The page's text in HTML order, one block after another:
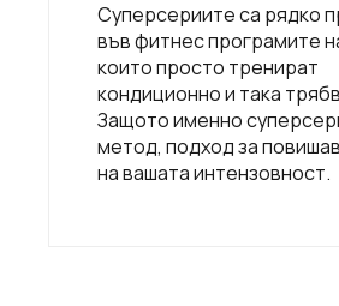
Суперсериите са рядко
във фитнес програмите
които просто тренират
кондиционно и така
Защото именно
метод, подход за
на вашата интензовност.